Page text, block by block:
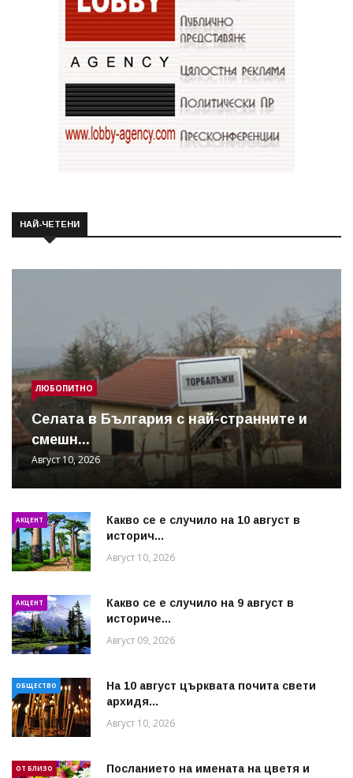
НАЙ-ЧЕТЕНИ
ЛЮБОПИТНО
Cелата в България с най-странните и
смешн...
Август 10, 2026
АКЦЕНТ
Какво се е случило на 10 август в
историч...
Август 10, 2026
АКЦЕНТ
Какво се е случило на 9 август в
историче...
Август 09, 2026
ОБЩЕСТВО
На 10 август църквата почита свети
архидя...
Август 10, 2026
ОТ БЛИЗО
Посланието на имената на цветя и